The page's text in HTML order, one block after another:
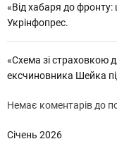
«Від хабаря до фронту:
Укрінфопрес.
«Схема зі страховкою
ексчиновника Шейка
Немає коментарів до
Січень 2026